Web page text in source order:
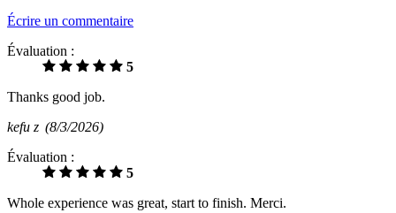
Écrire un commentaire
Évaluation :
5
Thanks good job.
kefu z (8/3/2026)
Évaluation :
5
Whole experience was great, start to finish. Merci.